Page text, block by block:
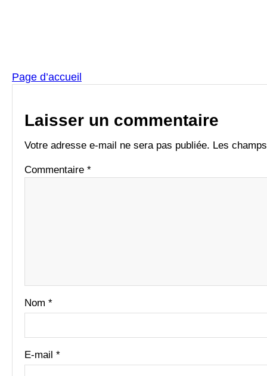
Page d’accueil
Laisser un commentaire
Votre adresse e-mail ne sera pas publiée. Les
Commentaire *
Nom *
E-mail *